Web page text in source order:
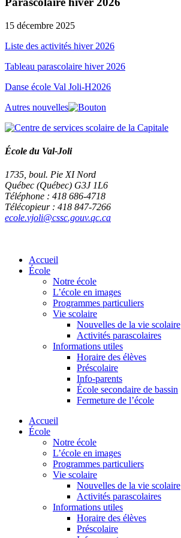
15 décembre 2025
Liste des activités hiver 2026
Tableau parascolaire hiver 2026
Danse école Val Joli-H2026
Autres nouvelles
École du Val-Joli
1735, boul. Pie XI Nord
Québec (Québec) G3J 1L6
Téléphone : 418 686-4718
Télécopieur : 418 847-7266
ecole.vjoli@cssc.gouv.qc.ca
Accueil
École
Notre école
L’école en images
Programmes particuliers
Vie scolaire
Nouvelles de la vie scolaire
Activités parascolaires
Informations utiles
Horaire des élèves
Préscolaire
Info-parents
École secondaire de bassin
Fermeture de l’école
Accueil
École
Notre école
L’école en images
Programmes particuliers
Vie scolaire
Nouvelles de la vie scolaire
Activités parascolaires
Informations utiles
Horaire des élèves
Préscolaire